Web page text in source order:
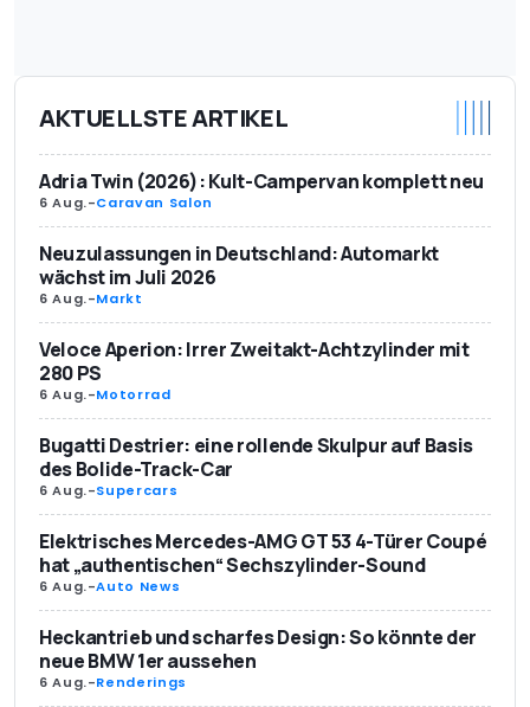
AKTUELLSTE ARTIKEL
Adria Twin (2026): Kult-Campervan komplett neu
6 Aug.-Caravan Salon
Neuzulassungen in Deutschland: Automarkt
wächst im Juli 2026
6 Aug.-Markt
Veloce Aperion: Irrer Zweitakt-Achtzylinder mit
280 PS
6 Aug.-Motorrad
Bugatti Destrier: eine rollende Skulpur auf Basis
des Bolide-Track-Car
6 Aug.-Supercars
Elektrisches Mercedes-AMG GT 53 4-Türer Coupé
hat „authentischen“ Sechszylinder-Sound
6 Aug.-Auto News
Heckantrieb und scharfes Design: So könnte der
neue BMW 1er aussehen
6 Aug.-Renderings